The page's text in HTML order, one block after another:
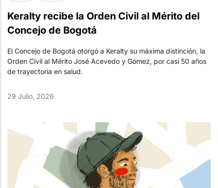
Keralty recibe la Orden Civil al Mérito del
Concejo de Bogotá
El Concejo de Bogotá otorgó a Keralty su máxima distinción, la
Orden Civil al Mérito José Acevedo y Gómez, por casi 50 años
de trayectoria en salud.
29 Julio, 2026